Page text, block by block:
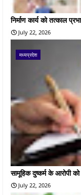
निर्माण कार्य को तत्काल
July 22, 2026
मध्यप्रदेश
सामूहिक दुष्कर्म के आरोपी
July 22, 2026